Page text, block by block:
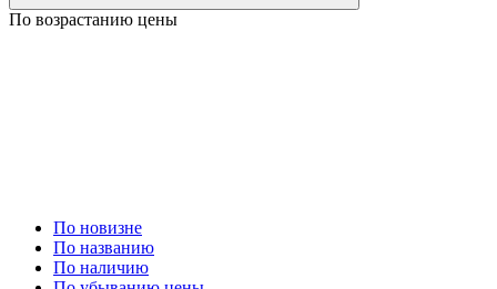
По возрастанию цены
По новизне
По названию
По наличию